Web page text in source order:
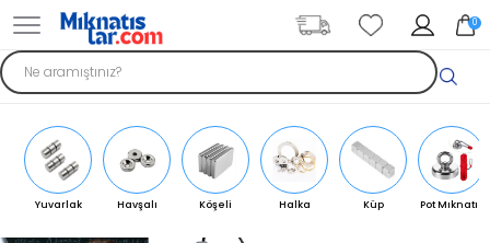
0
Yuvarlak
Havşalı
Köşeli
Halka
Küp
Pot Mıknatıs